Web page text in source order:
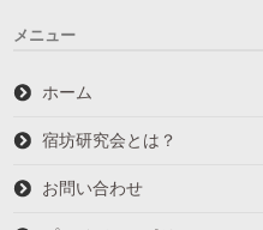
メニュー
ホーム
宿坊研究会とは？
お問い合わせ